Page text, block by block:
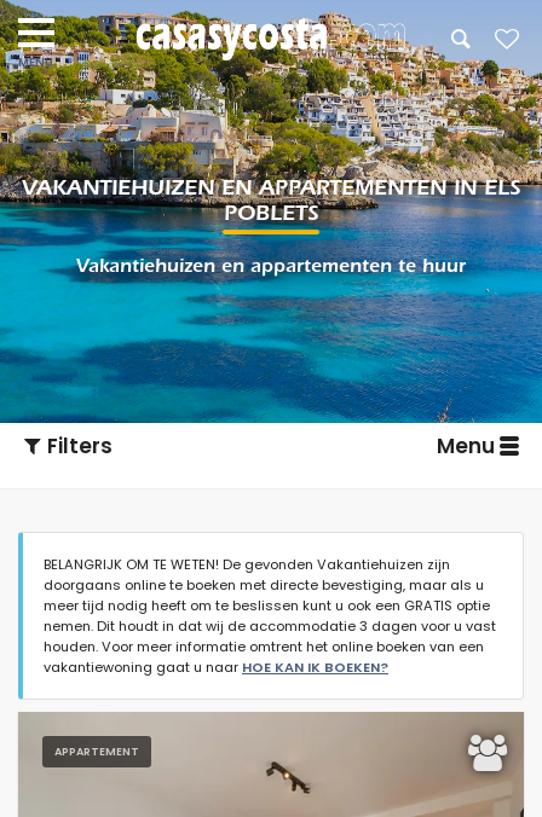
VAKANTIEHUIZEN EN APPARTEMENTEN IN ELS
POBLETS
Vakantiehuizen en appartementen te huur
Filters Menu
Personen
BELANGRIJK OM TE WETEN! De gevonden Vakantiehuizen zijn
doorgaans online te boeken met directe bevestiging, maar als u
meer tijd nodig heeft om te beslissen kunt u ook een GRATIS optie
nemen. Dit houdt in dat wij de accommodatie 3 dagen voor u vast
houden. Voor meer informatie omtrent het online boeken van een
vakantiewoning gaat u naar HOE KAN IK BOEKEN?
APPARTEMENT